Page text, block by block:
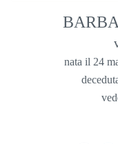
nata il 24